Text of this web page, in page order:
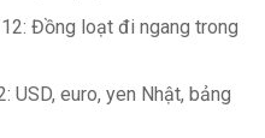
Đồng loạt đi ngang trong
USD, euro, yen Nhật, bảng